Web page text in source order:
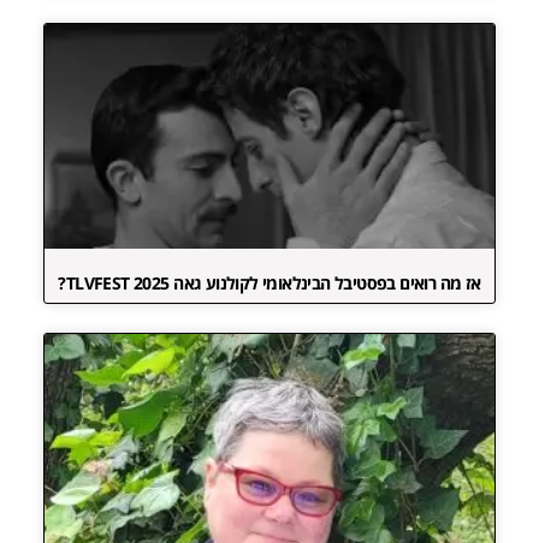
אז מה רואים בפסטיבל הבינלאומי לקולנוע גאה TLVFEST 2025?